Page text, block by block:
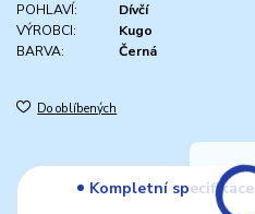
POHLAVÍ:
Dívčí
VÝROBCI:
Kugo
BARVA:
Černá
Do oblíbených
Kompletní specifikace